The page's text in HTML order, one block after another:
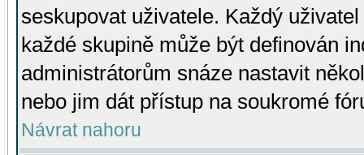
seskupovat uživatele. Každý
každé skupině může být definován
administrátorům snáze nastavit
nebo jim dát přístup na soukromé
Návrat nahoru